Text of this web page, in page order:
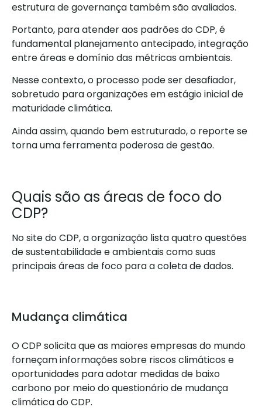
estrutura de governança também são avaliados.
Portanto, para atender aos padrões do CDP, é
fundamental planejamento antecipado, integração
entre áreas e domínio das métricas ambientais.
Nesse contexto, o processo pode ser desafiador,
sobretudo para organizações em estágio inicial de
maturidade climática.
Ainda assim, quando bem estruturado, o reporte se
torna uma ferramenta poderosa de gestão.
Quais são as áreas de foco do
CDP?
No site do CDP, a organização lista quatro questões
de sustentabilidade e ambientais como suas
principais áreas de foco para a coleta de dados.
Mudança climática
O CDP solicita que as maiores empresas do mundo
forneçam informações sobre riscos climáticos e
oportunidades para adotar medidas de baixo
carbono por meio do questionário de mudança
climática do CDP.